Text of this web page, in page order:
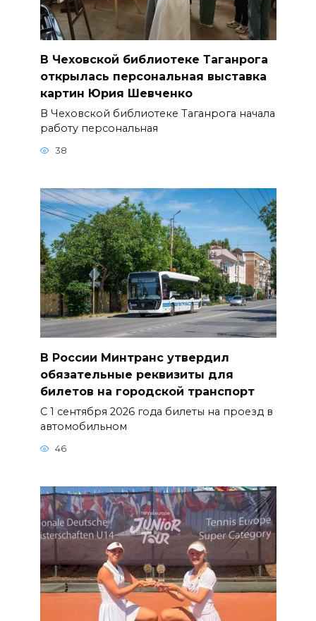
В Чеховской библиотеке Таганрога
открылась персональная выставка
картин Юрия Шевченко
В Чеховской библиотеке Таганрога начала
работу персональная
38
В России Минтранс утвердил
обязательные реквизиты для
билетов на городской транспорт
С 1 сентября 2026 года билеты на проезд в
автомобильном
46